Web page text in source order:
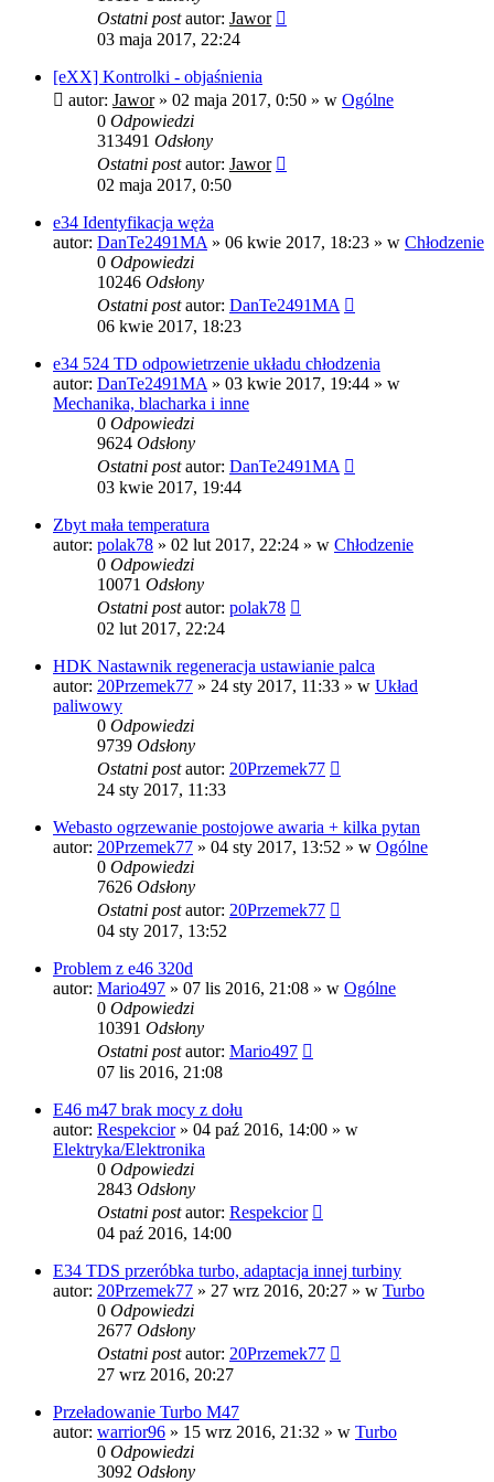
Ostatni postautor: Jawor
03 maja 2017, 22:24
[eXX] Kontrolki - objaśnienia
autor: Jawor» 02 maja 2017, 0:50 » w Ogólne
0 Odpowiedzi
313491 Odsłony
Ostatni postautor: Jawor
02 maja 2017, 0:50
e34 Identyfikacja węża
autor: DanTe2491MA » 06 kwie 2017, 18:23 » w Chłodzenie
0 Odpowiedzi
10246 Odsłony
Ostatni postautor: DanTe2491MA
06 kwie 2017, 18:23
e34 524 TD odpowietrzenie układu chłodzenia
autor: DanTe2491MA » 03 kwie 2017, 19:44 » w
Mechanika, blacharka i inne
0 Odpowiedzi
9624 Odsłony
Ostatni postautor: DanTe2491MA
03 kwie 2017, 19:44
Zbyt mała temperatura
autor: polak78 » 02 lut 2017, 22:24 » w Chłodzenie
0 Odpowiedzi
10071 Odsłony
Ostatni postautor: polak78
02 lut 2017, 22:24
HDK Nastawnik regeneracja ustawianie palca
autor: 20Przemek77 » 24 sty 2017, 11:33 » w Układ
paliwowy
0 Odpowiedzi
9739 Odsłony
Ostatni postautor: 20Przemek77
24 sty 2017, 11:33
Webasto ogrzewanie postojowe awaria + kilka pytan
autor: 20Przemek77 » 04 sty 2017, 13:52 » w Ogólne
0 Odpowiedzi
7626 Odsłony
Ostatni postautor: 20Przemek77
04 sty 2017, 13:52
Problem z e46 320d
autor: Mario497 » 07 lis 2016, 21:08 » w Ogólne
0 Odpowiedzi
10391 Odsłony
Ostatni postautor: Mario497
07 lis 2016, 21:08
E46 m47 brak mocy z dołu
autor: Respekcior» 04 paź 2016, 14:00 » w
Elektryka/Elektronika
0 Odpowiedzi
2843 Odsłony
Ostatni postautor: Respekcior
04 paź 2016, 14:00
E34 TDS przeróbka turbo, adaptacja innej turbiny
autor: 20Przemek77 » 27 wrz 2016, 20:27 » w Turbo
0 Odpowiedzi
2677 Odsłony
Ostatni postautor: 20Przemek77
27 wrz 2016, 20:27
Przeładowanie Turbo M47
autor: warrior96 » 15 wrz 2016, 21:32 » w Turbo
0 Odpowiedzi
3092 Odsłony